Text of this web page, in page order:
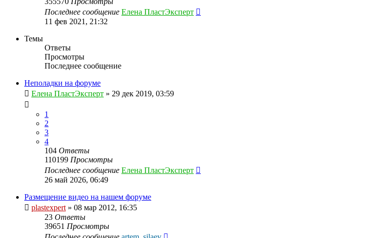
Последнее сообщение Елена ПластЭксперт
11 фев 2021, 21:32
Темы
Ответы
Просмотры
Последнее сообщение
Неполадки на форуме
Елена ПластЭксперт » 29 дек 2019, 03:59
1
2
3
4
104 Ответы
110199 Просмотры
Последнее сообщение Елена ПластЭксперт
26 май 2026, 06:49
Размещение видео на нашем форуме
plastexpert» 08 мар 2012, 16:35
23 Ответы
39651 Просмотры